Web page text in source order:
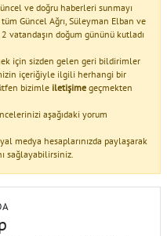
ve doğru haberleri sunmayı
Güncel Ağrı, Süleyman Elban ve
vatandaşın doğum gününü kutladı
için sizden gelen geri bildirimler
içeriğiyle ilgili herhangi bir
bizimle iletişime geçmekten
aşağıdaki yorum
medya hesaplarınızda paylaşarak
sağlayabilirsiniz.